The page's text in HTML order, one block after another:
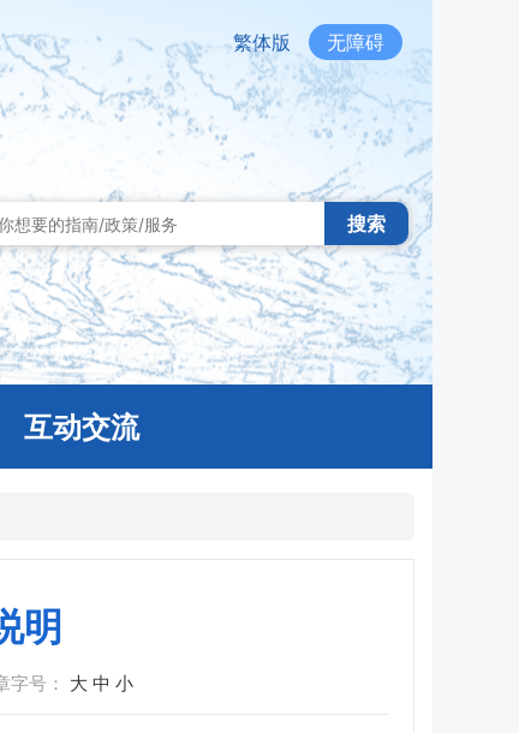
繁体版 无障碍
搜索
互动交流
明
字号： 大 中 小